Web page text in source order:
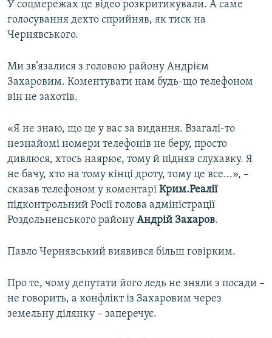
У соцмережах це відео розкритикували. А саме
голосування дехто сприйняв, як тиск на
Чернявського.
Ми зв’язалися з головою району Андрієм
Захаровим. Коментувати нам будь-що телефоном
він не захотів.
«Я не знаю, що це у вас за видання. Взагалі-то
незнайомі номери телефонів не беру, просто
дивлюся, хтось наярює, тому й підняв слухавку. Я
не бачу, хто на тому кінці дроту, тому це все...», –
сказав телефоном у коментарі Крим.Реалії
підконтрольний Росії голова адміністрації
Роздольненського району Андрій Захаров.
Павло Чернявський виявився більш говірким.
Про те, чому депутати його ледь не зняли з посади –
не говорить, а конфлікт із Захаровим через
земельну ділянку – заперечує.